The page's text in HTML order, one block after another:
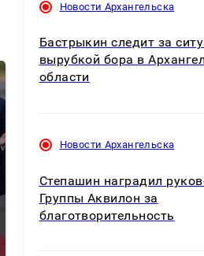
Как выглядит место
Новости Архангельска
Бастрыкин следит за
вырубкой бора в
области
Новости Архангельска
Степашин наградил
Группы Аквилон за
благотворительность